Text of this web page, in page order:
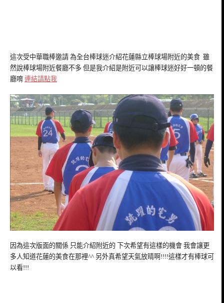
這次受中華職棒邀請 為全台棒球迷介紹花蓮縣立棒球場附近的美食 雖
然說棒球場附近餐廳不多 但是我介紹是附近可以讓棒球迷好好一頓的餐
廳唷 連結請點我
因為這次版面的關係 只能介紹附近的 下次希望有這樣的機會 我會讓更
多人知道花蓮的美食在那裡^^ 另外真希望天氣放晴啊!!!!這樣才有棒球可
以看!!!